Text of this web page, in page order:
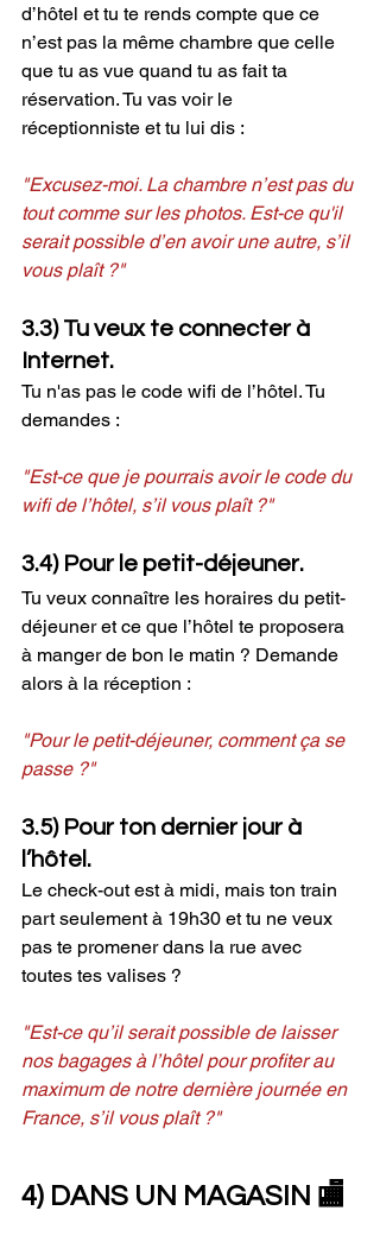
d’hôtel et tu te rends compte que ce
n’est pas la même chambre que celle
que tu as vue quand tu as fait ta
réservation. Tu vas voir le
réceptionniste et tu lui dis :
"Excusez-moi. La chambre n’est pas du
tout comme sur les photos. Est-ce qu'il
serait possible d’en avoir une autre, s’il
vous plaît ?"
3.3) Tu veux te connecter à
Internet.
Tu n'as pas le code wifi de l’hôtel. Tu
demandes :
"Est-ce que je pourrais avoir le code du
wifi de l’hôtel, s’il vous plaît ?"
3.4) Pour le petit-déjeuner.
Tu veux connaître les horaires du petit-
déjeuner et ce que l’hôtel te proposera
à manger de bon le matin ? Demande
alors à la réception :
"Pour le petit-déjeuner, comment ça se
passe ?"
3.5) Pour ton dernier jour à
l’hôtel.
Le check-out est à midi, mais ton train
part seulement à 19h30 et tu ne veux
pas te promener dans la rue avec
toutes tes valises ?
"Est-ce qu’il serait possible de laisser
nos bagages à l’hôtel pour profiter au
maximum de notre dernière journée en
France, s’il vous plaît ?"
4) DANS UN MAGASIN 🏬